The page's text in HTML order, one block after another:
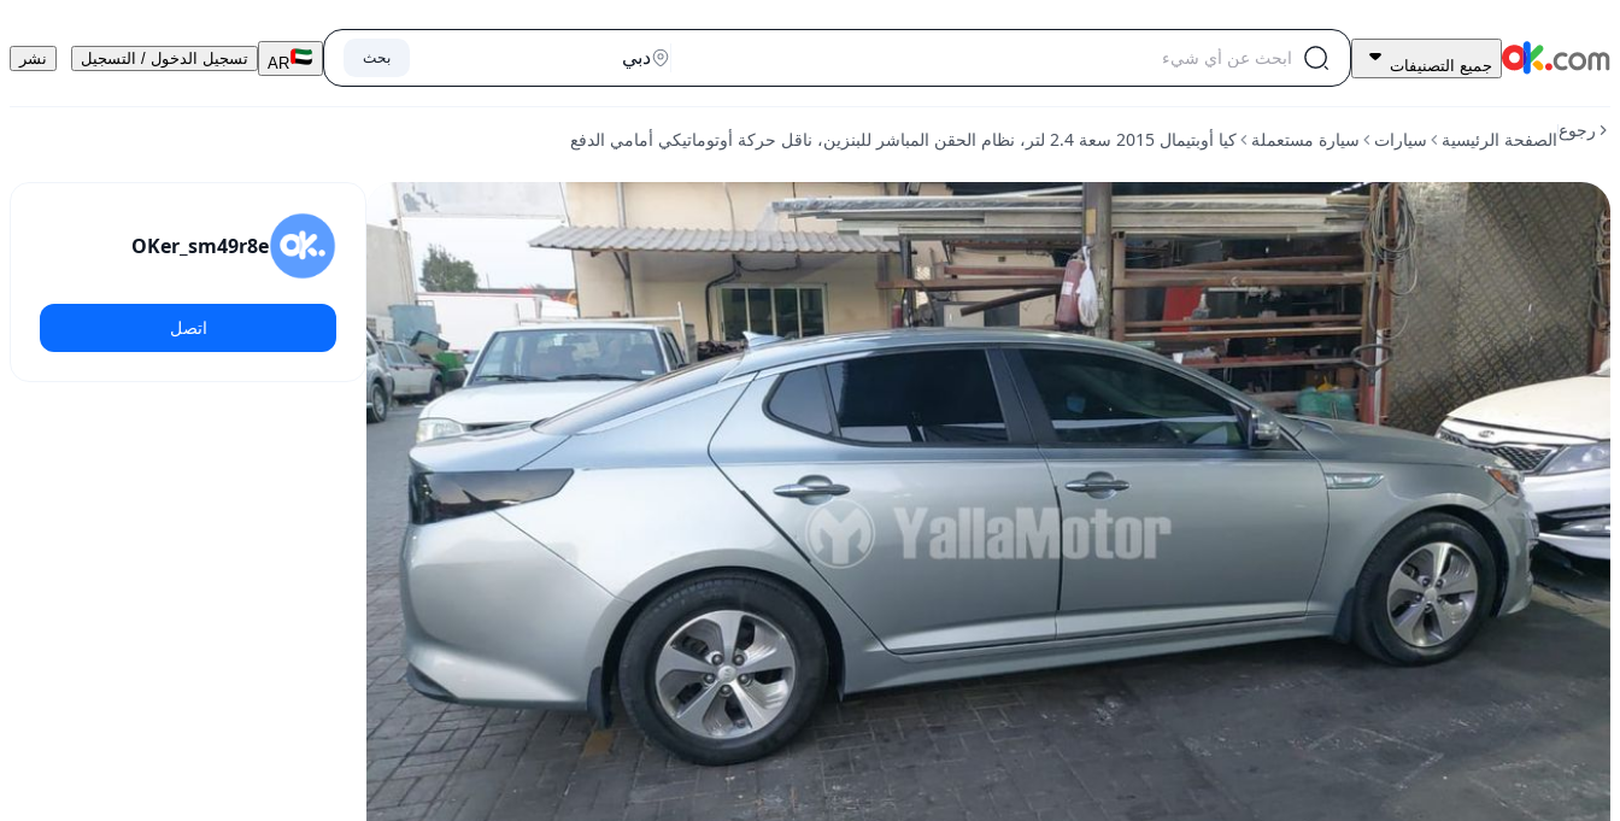
20,500
كيا
2015
سعة
2.4
لتر،
نظام
الحقن
المباشر
للبنزين،
ناقل
أوتوماتيكي
أمامي
الدفع
مستعمل
جميع التصنيفات بحث AR تسجيل الدخول / التسجيل نشر
رجوعالصفحة الرئيسية سيارات سيارة مستعملة كيا أوبتيمال 2015 سعة 2.4 لتر، نظام الحقن المباشر للبنزين، ناقل حركة أوتوماتيكي أمامي الدفع
OKer_sm49r8e
اتصل